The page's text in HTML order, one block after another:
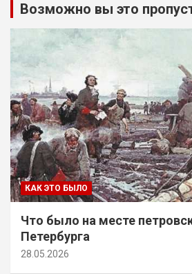
Возможно вы это
КАК ЭТО БЫЛО
Что было на месте
Петербурга
28.05.2026